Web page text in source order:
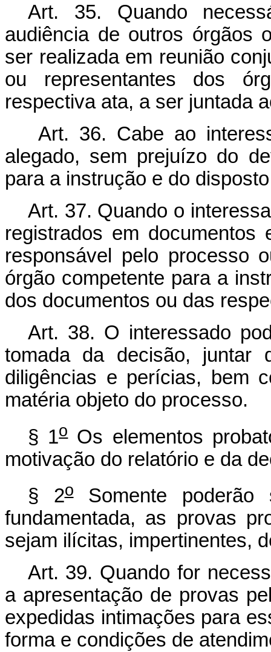
Art. 35. Quando
audiência de outros órgãos
ser realizada em reunião
ou representantes dos
respectiva ata, a ser juntada
Art. 36. Cabe ao
alegado, sem prejuízo do
para a instrução e do
Art. 37. Quando o
registrados em documentos
responsável pelo processo
órgão competente para a
dos documentos ou das
Art. 38. O interessado
tomada da decisão, juntar
diligências e perícias, bem
matéria objeto do processo.
§ 1o Os elementos
motivação do relatório e da
§ 2oSomente poderão
fundamentada, as provas
sejam ilícitas, impertinentes,
Art. 39. Quando for
a apresentação de provas
expedidas intimações para
forma e condições de